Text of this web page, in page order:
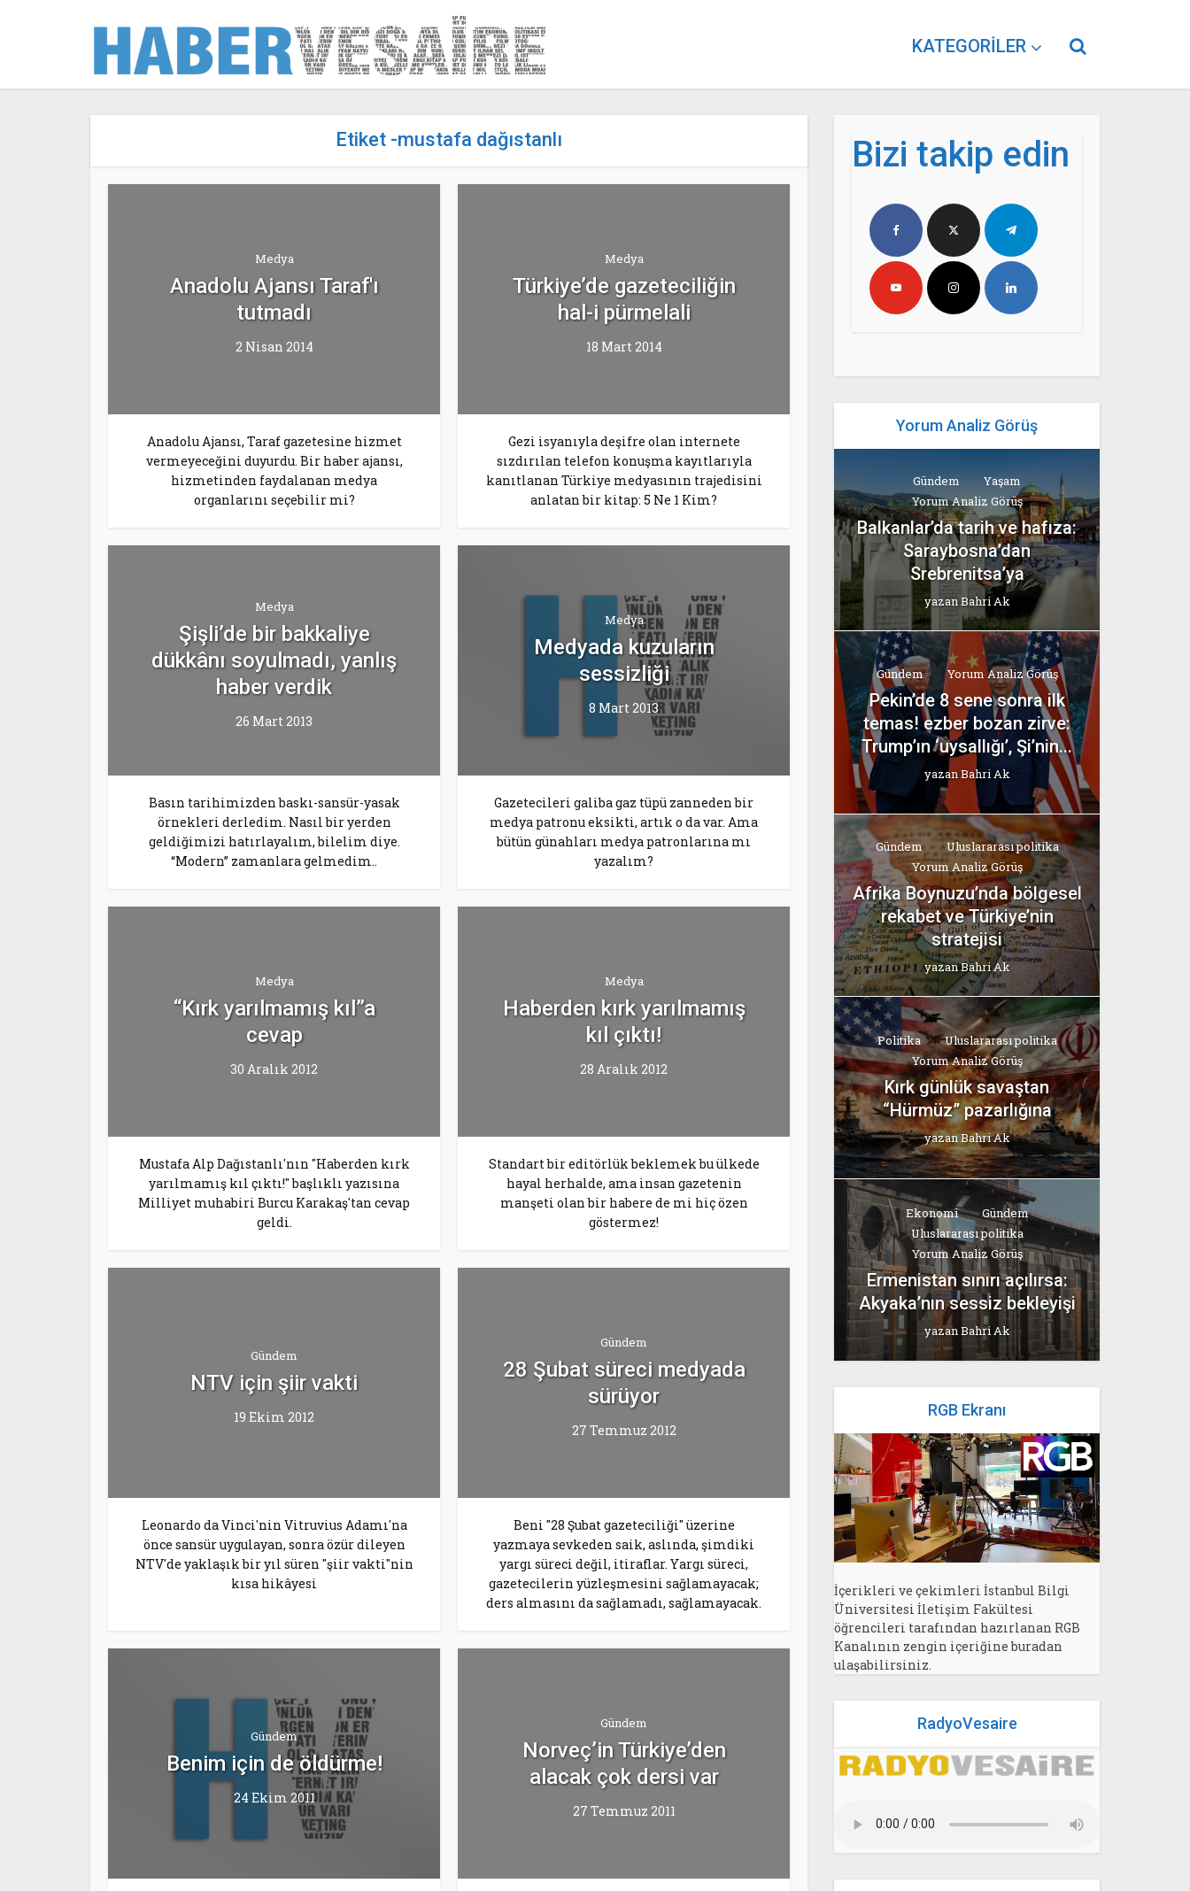
KATEGORILER
Etiket -mustafa dağıstanlı
Medya
Anadolu Ajansı Taraf'ı
tutmadı
2 Nisan 2014
Anadolu Ajansı, Taraf gazetesine hizmet
vermeyeceğini duyurdu. Bir haber ajansı,
hizmetinden faydalanan medya
organlarını seçebilir mi?
Medya
Türkiye’de gazeteciliğin
hal-i pürmelali
18 Mart 2014
Gezi isyanıyla deşifre olan internete
sızdırılan telefon konuşma kayıtlarıyla
kanıtlanan Türkiye medyasının trajedisini
anlatan bir kitap: 5 Ne 1 Kim?
Medya
Şişli’de bir bakkaliye
dükkânı soyulmadı, yanlış
haber verdik
26 Mart 2013
Basın tarihimizden baskı-sansür-yasak
örnekleri derledim. Nasıl bir yerden
geldiğimizi hatırlayalım, bilelim diye.
“Modern” zamanlara gelmedim..
Medya
Medyada kuzuların
sessizliği
8 Mart 2013
Gazetecileri galiba gaz tüpü zanneden bir
medya patronu eksikti, artık o da var. Ama
bütün günahları medya patronlarına mı
yazalım?
Medya
“Kırk yarılmamış kıl”a
cevap
30 Aralık 2012
Mustafa Alp Dağıstanlı'nın "Haberden kırk
yarılmamış kıl çıktı!" başlıklı yazısına
Milliyet muhabiri Burcu Karakaş'tan cevap
geldi.
Medya
Haberden kırk yarılmamış
kıl çıktı!
28 Aralık 2012
Standart bir editörlük beklemek bu ülkede
hayal herhalde, ama insan gazetenin
manşeti olan bir habere de mi hiç özen
göstermez!
Gündem
NTV için şiir vakti
19 Ekim 2012
Leonardo da Vinci'nin Vitruvius Adamı'na
önce sansür uygulayan, sonra özür dileyen
NTV'de yaklaşık bir yıl süren "şiir vakti"nin
kısa hikâyesi
Gündem
28 Şubat süreci medyada
sürüyor
27 Temmuz 2012
Beni "28 Şubat gazeteciliği" üzerine
yazmaya sevkeden saik, aslında, şimdiki
yargı süreci değil, itiraflar. Yargı süreci,
gazetecilerin yüzleşmesini sağlamayacak;
ders almasını da sağlamadı, sağlamayacak.
Gündem
Benim için de öldürme!
24 Ekim 2011
Gündem
Norveç’in Türkiye’den
alacak çok dersi var
27 Temmuz 2011
Bizi takip edin
Yorum Analiz Görüş
Gündem
Yaşam
Yorum Analiz Görüş
Balkanlar’da tarih ve hafıza:
Saraybosna’dan
Srebrenitsa’ya
yazanBahri Ak
Gündem Yorum Analiz Görüş
Pekin’de 8 sene sonra ilk
temas! ezber bozan zirve:
Trump’ın ‘uysallığı’, Şi’nin...
yazanBahri Ak
Gündem
Uluslararası politika
Yorum Analiz Görüş
Afrika Boynuzu’nda bölgesel
rekabet ve Türkiye’nin
stratejisi
yazanBahri Ak
Politika
Uluslararası politika
Yorum Analiz Görüş
Kırk günlük savaştan
“Hürmüz” pazarlığına
yazanBahri Ak
Ekonomi
Gündem
Uluslararası politika
Yorum Analiz Görüş
Ermenistan sınırı açılırsa:
Akyaka’nın sessiz bekleyişi
yazanBahri Ak
RGB Ekranı
İçerikleri ve çekimleri İstanbul Bilgi
Üniversitesi İletişim Fakültesi
öğrencileri tarafından hazırlanan RGB
Kanalının zengin içeriğine buradan
ulaşabilirsiniz.
RadyoVesaire